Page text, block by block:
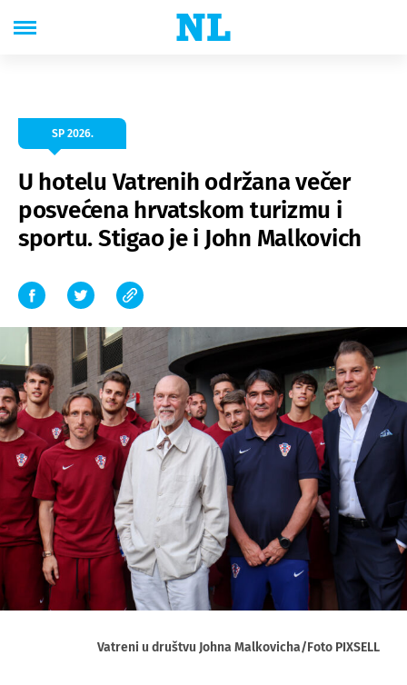
SP 2026.
U hotelu Vatrenih održana večer
posvećena hrvatskom turizmu i
sportu. Stigao je i John Malkovich
Vatreni u društvu Johna Malkovicha/Foto PIXSELL